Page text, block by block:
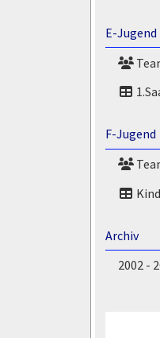
E-Jugend
F-Jugend
Archiv
2002 -